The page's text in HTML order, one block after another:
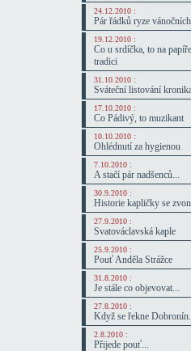
24.12.2010 :
Pár řádků ryze
19.12.2010 :
Co u srdíčka, to na
tradici
31.10.2010 :
Sváteční listování
17.10.2010 :
Co Pádivý, to muzikant
10.10.2010 :
Ohlédnutí za hygienou
7.10.2010 :
A stačí pár nadšenců...
30.9.2010 :
Historie kapličky se
27.9.2010 :
Svatováclavská kaple
25.9.2010 :
Pouť Anděla Strážce
31.8.2010 :
Je stále co objevovat...
27.8.2010 :
Když se řekne
2.8.2010 :
Přijede pouť...